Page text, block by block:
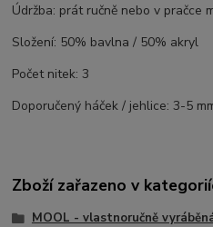
Údržba: prát ručně nebo v pračce
Složení: 50% bavlna / 50% akryl
Počet nitek: 3
Doporučený háček / jehlice: 3-5
Zboží zařazeno v
MOOL - vlastnoručně